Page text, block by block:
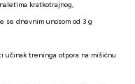
kratkotrajnog,
se dnevnim unosom od 3 g
učinak treninga otpora na mišićnu